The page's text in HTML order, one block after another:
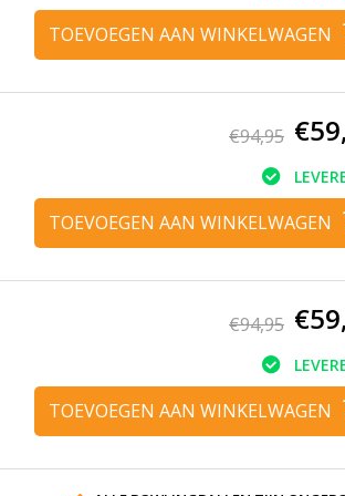
TOEVOEGEN AAN WINKELWAGEN
€94,95
TOEVOEGEN AAN WINKELWAGEN
€94,95
TOEVOEGEN AAN WINKELWAGEN